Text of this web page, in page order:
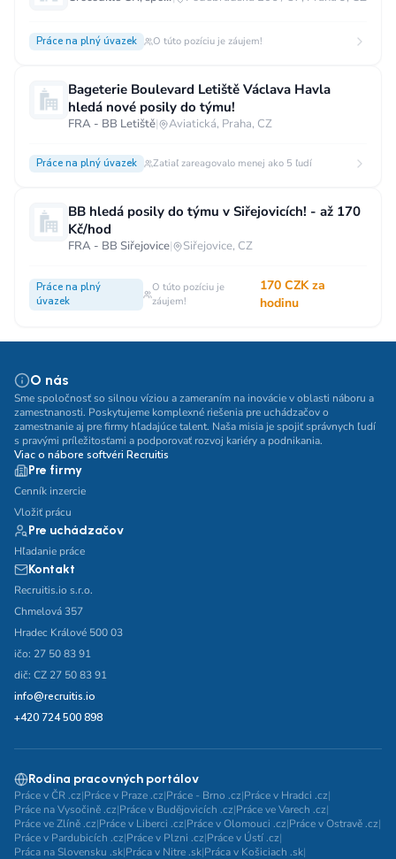
Práce na plný úvazek O túto pozíciu je záujem!
Bageterie Boulevard Letiště Václava Havla
hledá nové posily do týmu!
FRA - BB Letiště| Aviatická, Praha, CZ
Práce na plný úvazek Zatiaľ zareagovalo menej ako 5 ľudí
BB hledá posily do týmu v Siřejovicích! - až 170
Kč/hod
FRA - BB Siřejovice| Siřejovice, CZ
Práce na plný
úvazek
O túto pozíciu je
záujem!
170 CZK za
hodinu
O nás
Sme spoločnosť so silnou víziou a zameraním na inovácie v oblasti náboru a
zamestnanosti. Poskytujeme komplexné riešenia pre uchádzačov o
zamestnanie aj pre firmy hľadajúce talent. Naša misia je spojiť správnych ľudí
s pravými príležitosťami a podporovať rozvoj kariéry a podnikania.
Viac o nábore softvéri Recruitis
Pre firmy
Cenník inzercie
Vložiť prácu
Pre uchádzačov
Hľadanie práce
Kontakt
Recruitis.io s.r.o.
Chmelová 357
Hradec Králové 500 03
ičo: 27 50 83 91
dič: CZ 27 50 83 91
info@recruitis.io
+420 724 500 898
Rodina pracovných portálov
Práce v ČR .cz|Práce v Praze .cz|Práce - Brno .cz|Práce v Hradci .cz|
Práce na Vysočině .cz|Práce v Budějovicích .cz|Práce ve Varech .cz|
Práce ve Zlíně .cz|Práce v Liberci .cz|Práce v Olomouci .cz|Práce v Ostravě .cz|
Práce v Pardubicích .cz|Práce v Plzni .cz|Práce v Ústí .cz|
Práca na Slovensku .sk|Práca v Nitre .sk|Práca v Košiciach .sk|